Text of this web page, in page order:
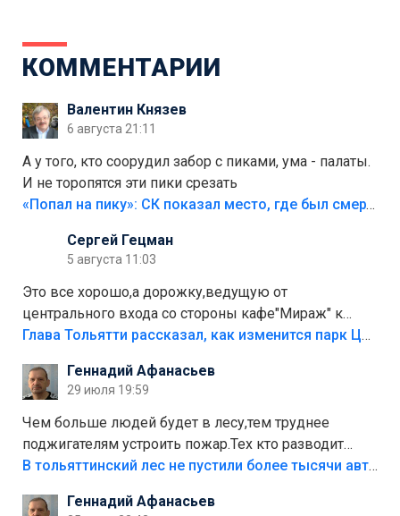
КОММЕНТАРИИ
Валентин Князев
6 августа 21:11
А у того, кто соорудил забор с пиками, ума - палаты.
И не торопятся эти пики срезать
«Попал на пику»: СК показал место, где был смертельно травмирован ребенок в Тольятти
Сергей Гецман
5 августа 11:03
Это все хорошо,а дорожку,ведущую от
центрального входа со стороны кафе"Мираж" к
аттракционам слабо доделать?А то бордюры
лежала в парке и испортилась.Да еще,видимо,часть
украли.
Глава Тольятти рассказал, как изменится парк Центрального района
Геннадий Афанасьев
29 июля 19:59
Чем больше людей будет в лесу,тем труднее
поджигателям устроить пожар.Тех кто разводит
костры,тех надо безбожно штрафовать.Камер полно
Штрафы мизерные.
В тольяттинский лес не пустили более тысячи автомобилей
Геннадий Афанасьев